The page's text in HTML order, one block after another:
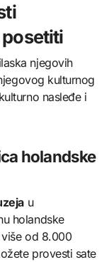
njegovih
kulturnog
nasleđe i
holandske
u
holandske
od 8.000
provesti sate